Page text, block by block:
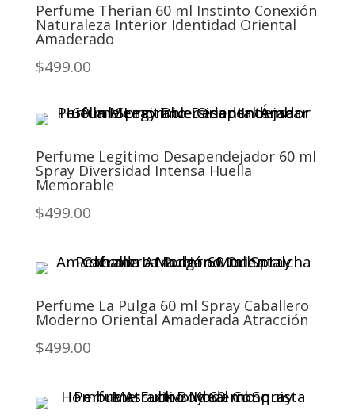
Perfume Therian 60 ml Instinto Conexión
Naturaleza Interior Identidad Oriental
Amaderado
$499.00
Perfume Legitimo Desapendejador 60 ml
Spray Diversidad Intensa Huella
Memorable
$499.00
Perfume La Pulga 60 ml Spray Caballero
Moderno Oriental Amaderada Atracción
$499.00